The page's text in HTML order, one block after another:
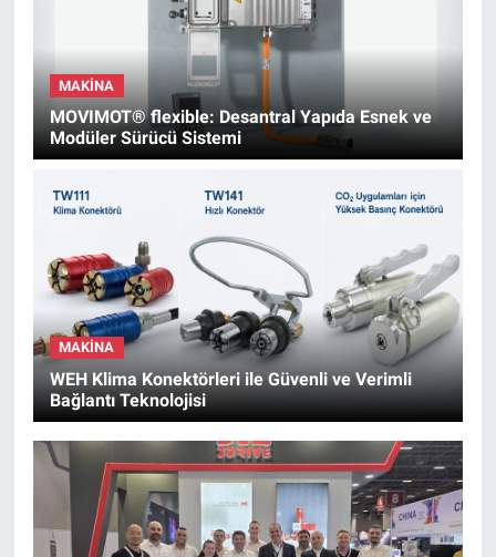
MAKINA
MOVIMOT® flexible: Desantral Yapıda Esnek ve
Modüler Sürücü Sistemi
MAKINA
WEH Klima Konektörleri ile Güvenli ve Verimli
Bağlantı Teknolojisi